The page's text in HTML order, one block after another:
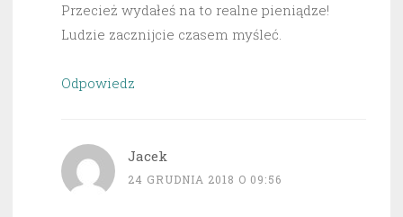
Przecież wydałeś na to realne pieniądze!
Ludzie zacznijcie czasem myśleć.
Odpowiedz
Jacek
24 GRUDNIA 2018 O 09:56